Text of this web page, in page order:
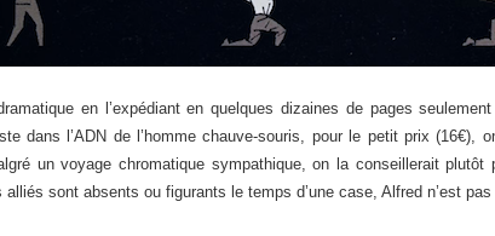
en l’expédiant en quelques dizaines de pages
dans l’ADN de l’homme chauve-souris, pour le petit prix (16€),
un voyage chromatique sympathique, on la conseillerait plutôt
sont absents ou figurants le temps d’une case, Alfred n’est